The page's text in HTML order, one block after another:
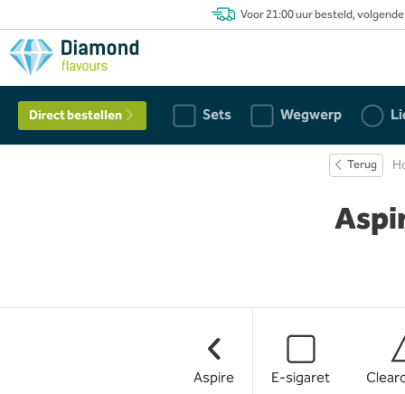
Voor 21:00 uur besteld,
Direct bestellen Sets Wegwerp
Terug
Aspire E-sigaret